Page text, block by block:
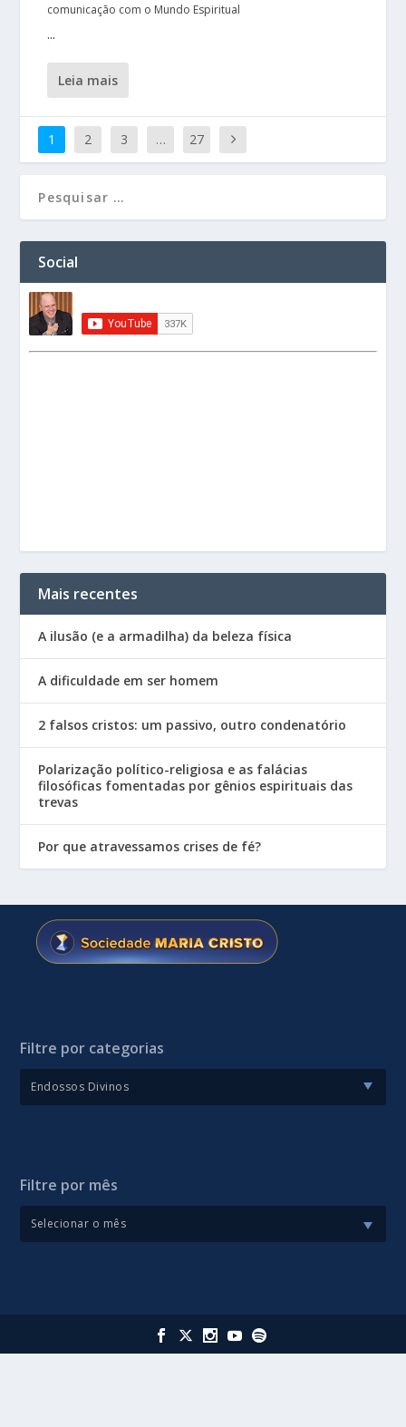
comunicação com o Mundo Espiritual
...
leia mais
1 2 3 … 27
Social
Mais recentes
A ilusão (e a armadilha) da beleza física
A dificuldade em ser homem
2 falsos cristos: um passivo, outro condenatório
Polarização político-religiosa e as falácias
filosóficas fomentadas por gênios espirituais das
trevas
Por que atravessamos crises de fé?
Filtre por categorias
Filtre por mês